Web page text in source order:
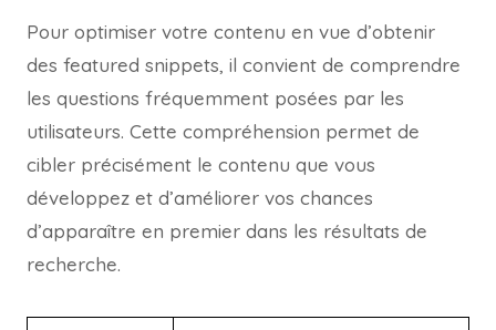
Pour optimiser votre contenu en vue d’obtenir
des featured snippets, il convient de comprendre
les questions fréquemment posées par les
utilisateurs. Cette compréhension permet de
cibler précisément le contenu que vous
développez et d’améliorer vos chances
d’apparaître en premier dans les résultats de
recherche.